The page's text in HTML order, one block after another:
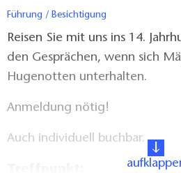
Führung / Besichtigung
Reisen Sie mit uns ins 14.
den Gesprächen, wenn sich
Hugenotten unterhalten.
Anmeldung nötig!
Auch individuell buchbar.